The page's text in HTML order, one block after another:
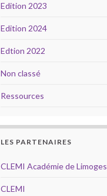
Edition 2023
Edition 2024
Edtion 2022
Non classé
Ressources
LES PARTENAIRES
CLEMI Académie de Limoges
CLEMI